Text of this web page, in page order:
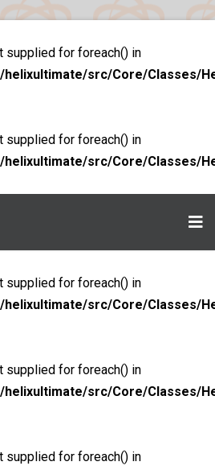
supplied for foreach() in
src/Core/Classes/
supplied for foreach() in
src/Core/Classes/
supplied for foreach() in
src/Core/Classes/
supplied for foreach() in
src/Core/Classes/
supplied for foreach() in